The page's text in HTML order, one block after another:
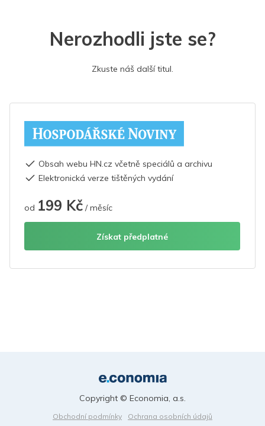
Nerozhodli jste se?
Zkuste náš další titul.
Obsah webu HN.cz včetně speciálů a archivu
Elektronická verze tištěných vydání
od 199 Kč / měsíc
Získat předplatné
Obchodní podmínky
Ochrana osobních údajů
Copyright © Economia, a.s.